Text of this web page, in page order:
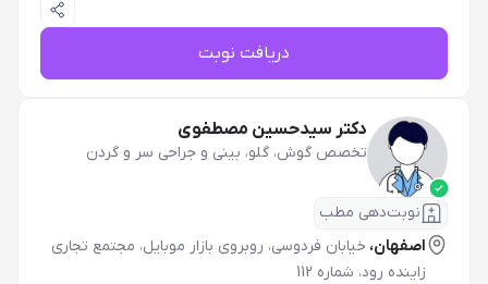
دریافت نوبت
دکتر سیدحسین مصطفوی
تخصص گوش، گلو، بینی و جراحی سر و گردن
نوبت‌دهی مطب
اصفهان، خیابان فردوسی، روبروی بازار موبایل، مجتمع تجاری
زاینده رود، شماره 112